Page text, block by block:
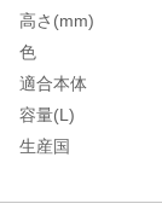
高さ(mm)
色
適合本体
容量(L)
生産国
材質1